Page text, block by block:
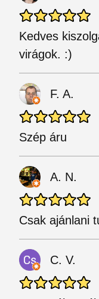
Kedves
virágok. :)
F. A.
Szép áru
A. N.
Csak ajánlani
C. V.